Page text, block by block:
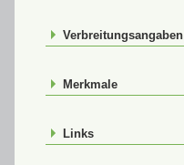
Verbreitungsangaben
Merkmale
Links